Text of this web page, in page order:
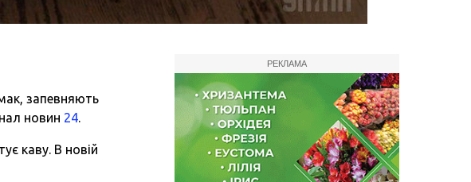
запевняють
новин 24.
каву. В новій
РЕКЛАМА